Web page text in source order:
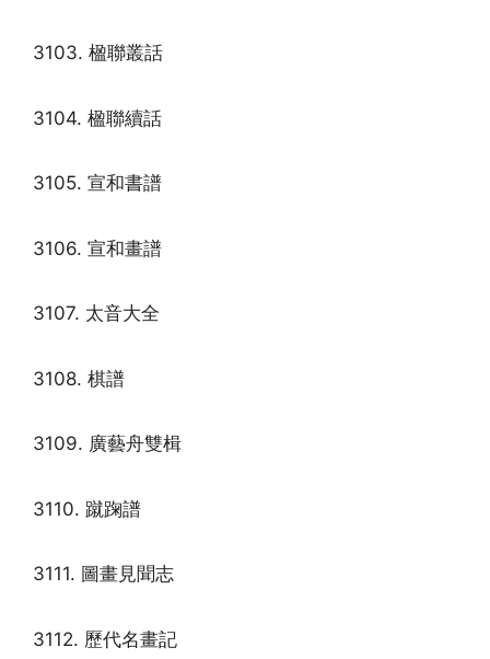
3103. 楹聯叢話
3104. 楹聯續話
3105. 宣和書譜
3106. 宣和畫譜
3107. 太音大全
3108. 棋譜
3109. 廣藝舟雙楫
3110. 蹴踘譜
3111. 圖畫見聞志
3112. 歷代名畫記